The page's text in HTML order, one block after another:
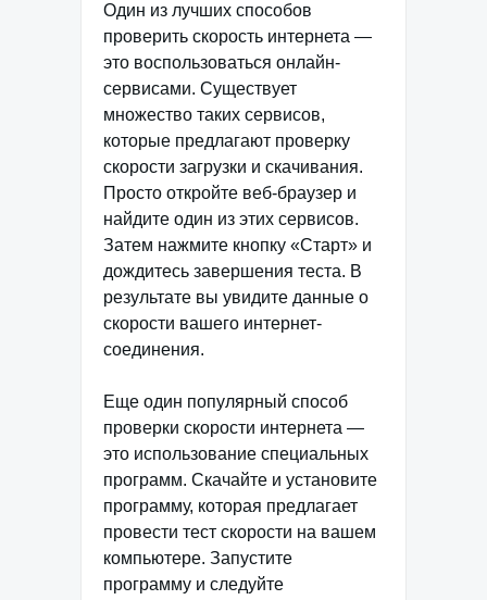
Один из лучших способов
проверить скорость интернета —
это воспользоваться онлайн-
сервисами. Существует
множество таких сервисов,
которые предлагают проверку
скорости загрузки и скачивания.
Просто откройте веб-браузер и
найдите один из этих сервисов.
Затем нажмите кнопку «Старт» и
дождитесь завершения теста. В
результате вы увидите данные о
скорости вашего интернет-
соединения.
Еще один популярный способ
проверки скорости интернета —
это использование специальных
программ. Скачайте и установите
программу, которая предлагает
провести тест скорости на вашем
компьютере. Запустите
программу и следуйте